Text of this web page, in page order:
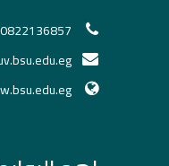
0822136857